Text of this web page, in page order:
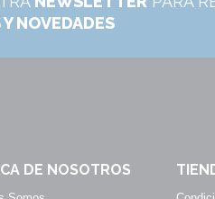
NOVEDADES
DE NOSOTROS